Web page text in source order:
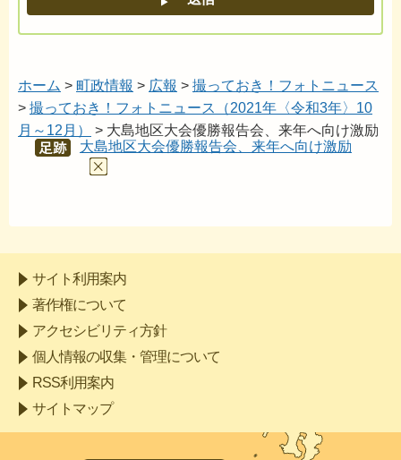
ホーム > 町政情報 > 広報 > 撮っておき！フォトニュース
> 撮っておき！フォトニュース（2021年〈令和3年〉10
月～12月）
> 大島地区大会優勝報告会、来年へ向け激励
あし
大島地区大会優勝報告会、来年へ向け激励
サイト利用案内
著作権について
アクセシビリティ方針
個人情報の収集・管理について
RSS利用案内
サイトマップ